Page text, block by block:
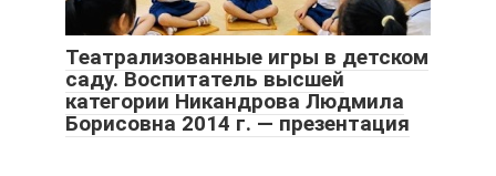
Театрализованные игры в детском
саду. Воспитатель высшей
категории Никандрова Людмила
Борисовна 2014 г. — презентация